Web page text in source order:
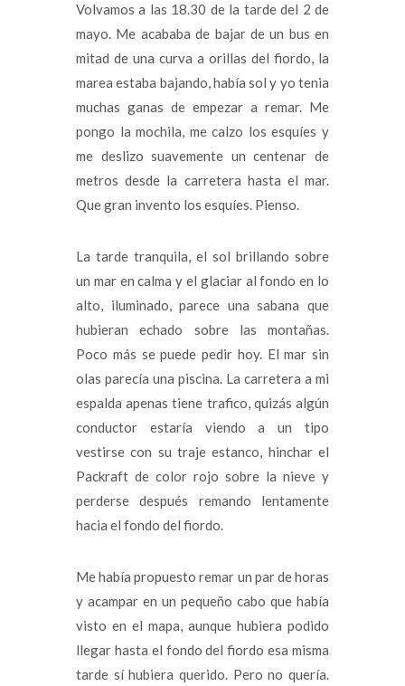
Volvamos a las 18.30 de la tarde del 2 de
mayo. Me acababa de bajar de un bus en
mitad de una curva a orillas del fiordo, la
marea estaba bajando, había sol y yo tenia
muchas ganas de empezar a remar. Me
pongo la mochila, me calzo los esquíes y
me deslizo suavemente un centenar de
metros desde la carretera hasta el mar.
Que gran invento los esquíes. Pienso.
La tarde tranquila, el sol brillando sobre
un mar en calma y el glaciar al fondo en lo
alto, iluminado, parece una sabana que
hubieran echado sobre las montañas.
Poco más se puede pedir hoy. El mar sin
olas parecía una piscina. La carretera a mi
espalda apenas tiene trafico, quizás algún
conductor estaría viendo a un tipo
vestirse con su traje estanco, hinchar el
Packraft de color rojo sobre la nieve y
perderse después remando lentamente
hacia el fondo del fiordo.
Me había propuesto remar un par de horas
y acampar en un pequeño cabo que había
visto en el mapa, aunque hubiera podido
llegar hasta el fondo del fiordo esa misma
tarde sí hubiera querido. Pero no quería.